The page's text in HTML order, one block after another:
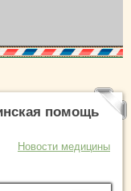
помощь
Новости медицины